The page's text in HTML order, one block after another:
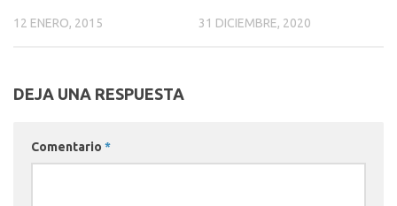
12 ENERO, 2015 31 DICIEMBRE, 2020
DEJA UNA RESPUESTA
Comentario *